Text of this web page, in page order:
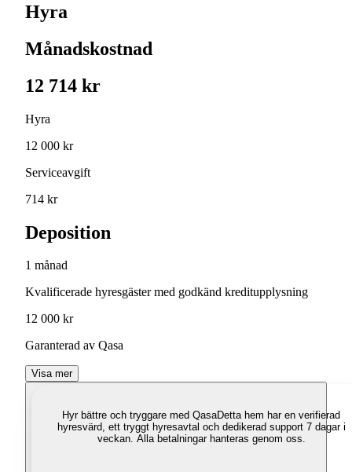
Hyra
Månadskostnad
12 714 kr
Hyra
12 000 kr
Serviceavgift
714 kr
Deposition
1 månad
Kvalificerade hyresgäster med godkänd kreditupplysning
12 000 kr
Garanterad av Qasa
Visa mer
Hyr bättre och tryggare med QasaDetta hem har en verifierad
hyresvärd, ett tryggt hyresavtal och dedikerad support 7 dagar i
veckan. Alla betalningar hanteras genom oss.